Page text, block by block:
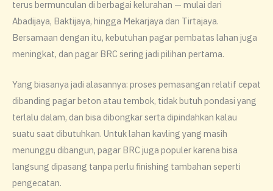
terus bermunculan di berbagai kelurahan — mulai dari
Abadijaya, Baktijaya, hingga Mekarjaya dan Tirtajaya.
Bersamaan dengan itu, kebutuhan pagar pembatas lahan juga
meningkat, dan pagar BRC sering jadi pilihan pertama.
Yang biasanya jadi alasannya: proses pemasangan relatif cepat
dibanding pagar beton atau tembok, tidak butuh pondasi yang
terlalu dalam, dan bisa dibongkar serta dipindahkan kalau
suatu saat dibutuhkan. Untuk lahan kavling yang masih
menunggu dibangun, pagar BRC juga populer karena bisa
langsung dipasang tanpa perlu finishing tambahan seperti
pengecatan.